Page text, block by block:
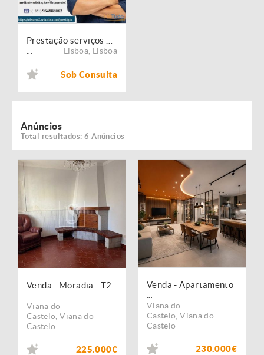
Lisboa Lisboa
Sob Consulta
Anúncios
Total resultados: 6 Anúncios
Venda - Moradia - T2
Viana do
Castelo ,Viana do
Castelo
225.000€
Venda - Apartamento
Viana do
Castelo ,Viana do
Castelo
230.000€